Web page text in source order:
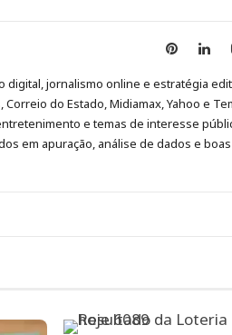
Anny
no
Pinterest
no
jornalismo online e estratégia
do Estado, Midiamax, Yahoo e
e temas de interesse
em apuração, análise de dados e